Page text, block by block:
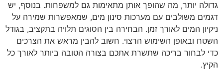
גדולה יותר, מה שהופך אותן מתאימות גם למשפחות. בנוסף, יש
דגמים משולבים עם מערכות סינון מים, שמאפשרות שמירה על
ניקיון המים לאורך זמן. הבחירה בין הסוגים תלויה בתקציב, בגודל
השטח ובאופן השימוש הרצוי. חשוב להבין מראש את הצרכים
כדי לבחור בריכה שתשרת אתכם בצורה הטובה ביותר לאורך כל
הקיץ.